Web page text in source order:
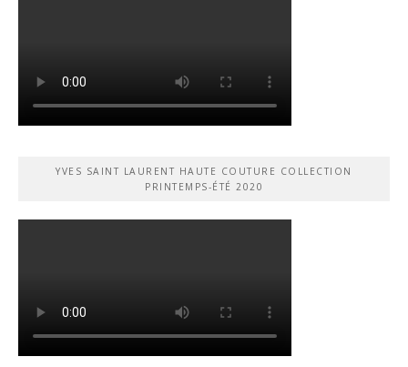
YVES SAINT LAURENT HAUTE COUTURE COLLECTION
PRINTEMPS-ÉTÉ 2020